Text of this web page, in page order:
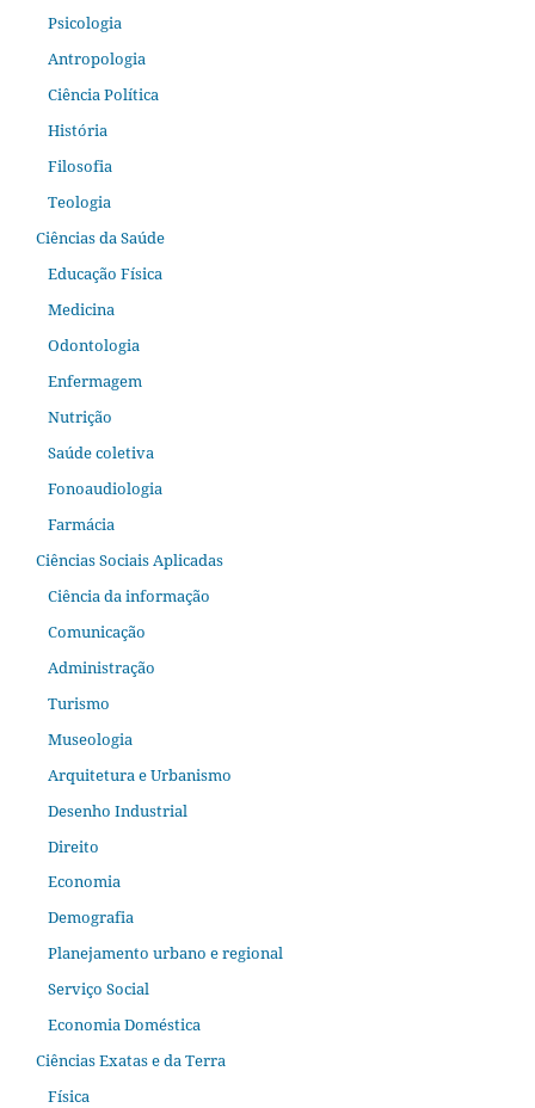
Psicologia
Antropologia
Ciência Política
História
Filosofia
Teologia
Ciências da Saúde
Educação Física
Medicina
Odontologia
Enfermagem
Nutrição
Saúde coletiva
Fonoaudiologia
Farmácia
Ciências Sociais Aplicadas
Ciência da informação
Comunicação
Administração
Turismo
Museologia
Arquitetura e Urbanismo
Desenho Industrial
Direito
Economia
Demografia
Planejamento urbano e regional
Serviço Social
Economia Doméstica
Ciências Exatas e da Terra
Física